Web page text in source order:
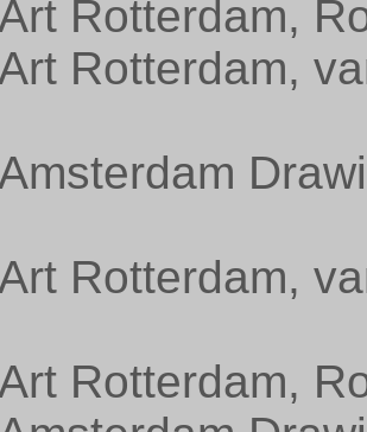
Rotterdam,
Rotterdam,
Rotterdam,
Rotterdam,